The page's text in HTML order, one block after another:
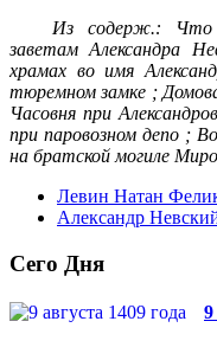
Из содерж.: Что
заветам Александра
храмах во имя
тюремном замке ;
Часовня при
при паровозном депо ;
на братской могиле
Левин Натан
Александр
Сего Дня
9